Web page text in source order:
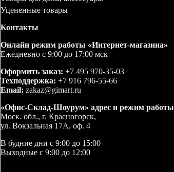
Уцененные товары
Контакты
Онлайн режим работы «Интернет-магазина»
Ежедневно с 9:00 до 17:00 мск
Оформить заказ: +7 495 970-35-03
Техподдержка: +7 916 796-55-66
Email: zakaz@gimart.ru
«Офис-Склад-Шоурум» адрес и режим работы
Моск. обл., г. Красногорск,
ул. Вокзальная 17А, оф. 4
В будние дни с 9:00 до 15:00
Выходные с 9:00 до 12:00